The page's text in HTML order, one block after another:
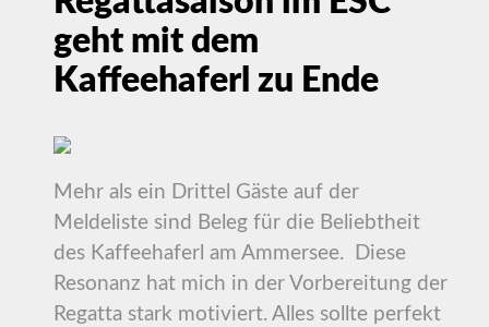
geht mit dem
Kaffeehaferl zu Ende
Mehr als ein Drittel Gäste auf der
Meldeliste sind Beleg für die Beliebtheit
des Kaffeehaferl am Ammersee. Diese
Resonanz hat mich in der Vorbereitung der
Regatta stark motiviert. Alles sollte perfekt